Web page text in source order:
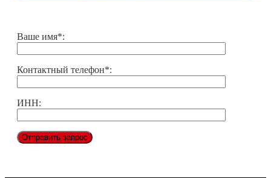
Ваше имя*:
Контактный телефон*:
ИНН: